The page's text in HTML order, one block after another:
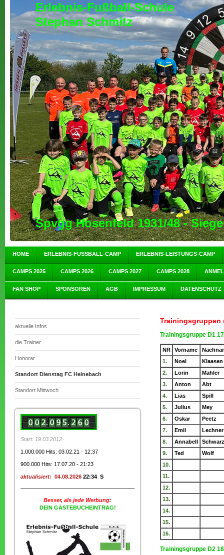
Erlebnis-Fußball-Schule
Stephan Schmitz
Spvgg Hosenfeld 1931/48 -
HOME ERLEBNIS-FUSSBALL-CAMP ERLEBNIS-LEISTUNGS-CAMP
CAMPS 2025 CAMPS 2026 CAMPS 2027 CAMPS 2028
FAN SHOP SPONSOREN AGB IMPRESSUM DATENSCHUTZ
aktuelle Infos
die Trainer
Honorar
Standort Dienstag FC Heinebach
Standort Mittwoch
Start: 19.03.2012
1.000.000 Hits: 03.02.21 - 12:37
900.000 Hits: 17.07.20 - 21:23
aktualisiert: 04.08.2026 22:34 S
Besser, als jede Werbung:
DEIN GÄSTEBUCHEINTRAG!
Trainingsgruppen
Trainingsgruppe D1
NR Vorname
1.
Noel
Klaasen
2.
Lorin
Mahler
3.
Anton
Abt
4.
Lias
Spill
5.
Julius
Mey
6.
Oskar
Peetz
7.
Emil
Lechner
8.
Annabell
Schwarz
9.
Ted
Wolf
10.
11.
12.
13.
14.
15.
16.
Trainingsgruppe D2